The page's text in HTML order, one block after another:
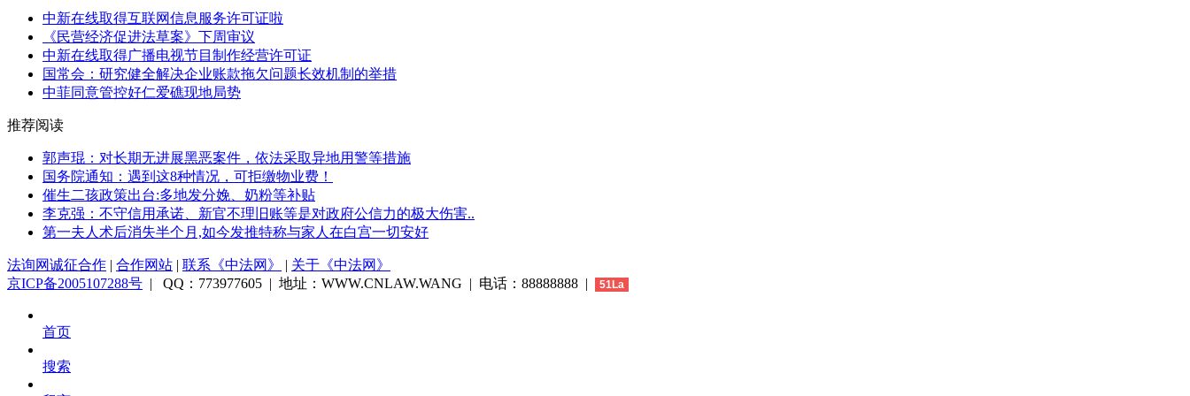
中新在线取得互联网信息服务许可证啦
《民营经济促进法草案》下周审议
中新在线取得广播电视节目制作经营许可证
国常会：研究健全解决企业账款拖欠问题长效机制的举措
中菲同意管控好仁爱礁现地局势
推荐阅读
郭声琨：对长期无进展黑恶案件，依法采取异地用警等措施
国务院通知：遇到这8种情况，可拒缴物业费！
催生二孩政策出台:多地发分娩、奶粉等补贴
李克强：不守信用承诺、新官不理旧账等是对政府公信力的极大伤害..
第一夫人术后消失半个月,如今发推特称与家人在白宫一切安好
法询网诚征合作 | 合作网站 | 联系《中法网》 | 关于《中法网》
京ICP备2005107288号 | QQ：773977605 | 地址：WWW.CNLAW.WANG | 电话：88888888 | 51La
首页
搜索